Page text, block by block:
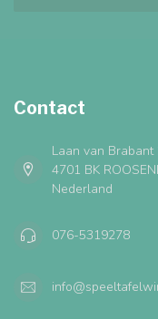
Contact
Laan van Brabant
4701 BK
Nederland
076-5319278